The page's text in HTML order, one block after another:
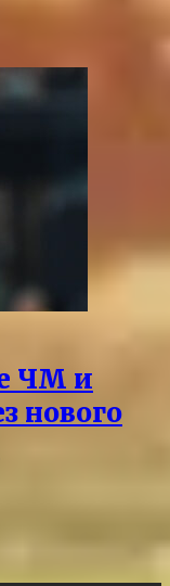
ЧМ и
нового